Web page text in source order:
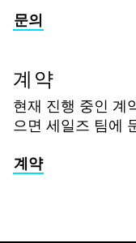
문의
계약
현재 진행 중인 계
으면 세일즈 팀에
계약